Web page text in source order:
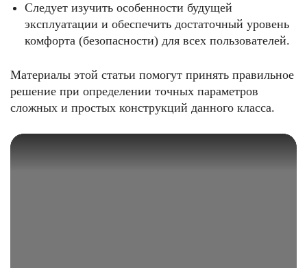
Следует изучить особенности будущей
эксплуатации и обеспечить достаточный уровень
комфорта (безопасности) для всех пользователей.
Материалы этой статьи помогут принять правильное
решение при определении точных параметров
сложных и простых конструкций данного класса.